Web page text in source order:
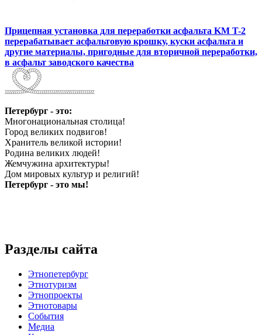
Прицепная установка для переработки асфальта KM T-2
перерабатывает асфальтовую крошку, куски асфальта и
другие материалы, пригодные для вторичной переработки,
в асфальт заводского качества
Петербург - это:
Многонациональная столица!
Город великих подвигов!
Хранитель великой истории!
Родина великих людей!
Жемчужина архитектуры!
Дом мировых культур и религий!
Петербург - это мы!
Разделы сайта
Этнопетербург
Этнотуризм
Этнопроекты
Этнотовары
События
Медиа